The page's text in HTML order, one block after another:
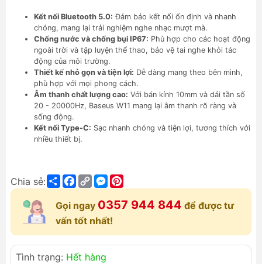
Kết nối Bluetooth 5.0: Đảm bảo kết nối ổn định và nhanh
chóng, mang lại trải nghiệm nghe nhạc mượt mà.
Chống nước và chống bụi IP67: Phù hợp cho các hoạt động
ngoài trời và tập luyện thể thao, bảo vệ tai nghe khỏi tác
động của môi trường.
Thiết kế nhỏ gọn và tiện lợi: Dễ dàng mang theo bên mình,
phù hợp với mọi phong cách.
Âm thanh chất lượng cao: Với bán kính 10mm và dải tần số
20 - 20000Hz, Baseus W11 mang lại âm thanh rõ ràng và
sống động.
Kết nối Type-C: Sạc nhanh chóng và tiện lợi, tương thích với
nhiều thiết bị.
Chia sẻ: ShareFacebook
Copy
Link
Messenger
Gọi ngay 0357 944 844 để được tư
vấn tốt nhất!
Tình trạng: Hết hàng